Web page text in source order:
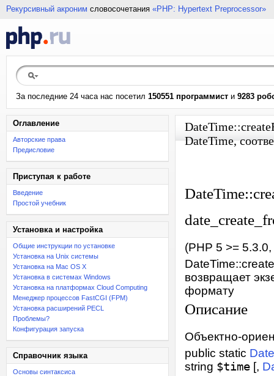
Рекурсивный акроним словосочетания «PHP: Hypertext Preprocessor»
За последние 24 часа нас посетил 150551 программист и 9283
Оглавление
Авторские права
Предисловие
Приступая к работе
Введение
Простой учебник
Установка и настройка
Общие инструкции по установке
Установка на Unix системы
Установка на Mac OS X
Установка в системах Windows
Установка на платформах Cloud Computing
Менеджер процессов FastCGI (FPM)
Установка расширений PECL
Проблемы?
Конфигурация запуска
Справочник языка
Основы синтаксиса
DateTime,
(PHP 5 >=
возвращает
формату
Описание
Объектно-
public static
string $time [,